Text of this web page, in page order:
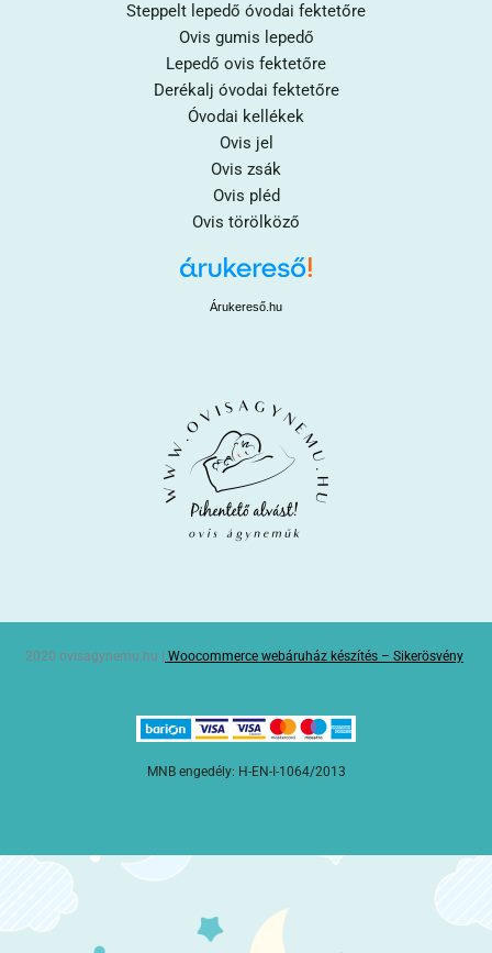
Steppelt lepedő óvodai fektetőre
Ovis gumis lepedő
Lepedő ovis fektetőre
Derékalj óvodai fektetőre
Óvodai kellékek
Ovis jel
Ovis zsák
Ovis pléd
Ovis törölköző
Árukereső.hu
2020 ovisagynemu.hu | Woocommerce webáruház készítés – Sikerösvény
MNB engedély: H-EN-I-1064/2013